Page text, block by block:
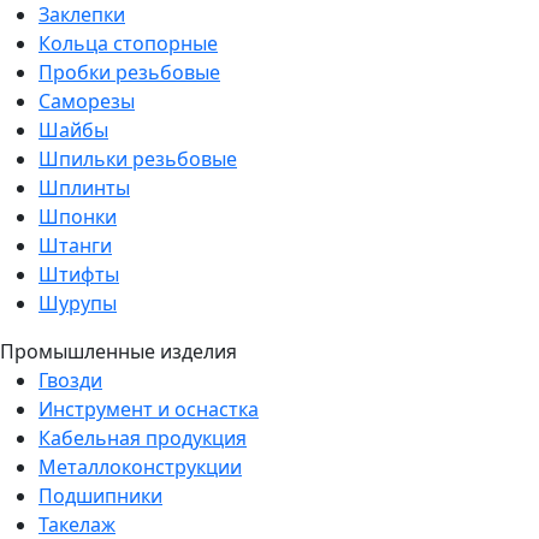
Заклепки
Кольца стопорные
Пробки резьбовые
Саморезы
Шайбы
Шпильки резьбовые
Шплинты
Шпонки
Штанги
Штифты
Шурупы
Промышленные изделия
Гвозди
Инструмент и оснастка
Кабельная продукция
Металлоконструкции
Подшипники
Такелаж